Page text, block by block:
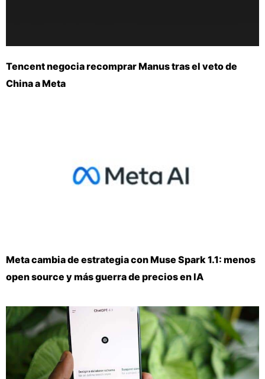
Tencent negocia recomprar Manus tras el veto de
China a Meta
Meta cambia de estrategia con Muse Spark 1.1: menos
open source y más guerra de precios en IA